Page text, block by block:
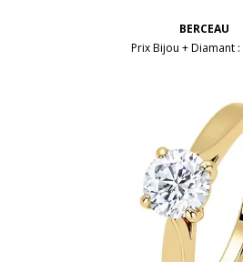
BERCEAU
Prix Bijou + Diamant :